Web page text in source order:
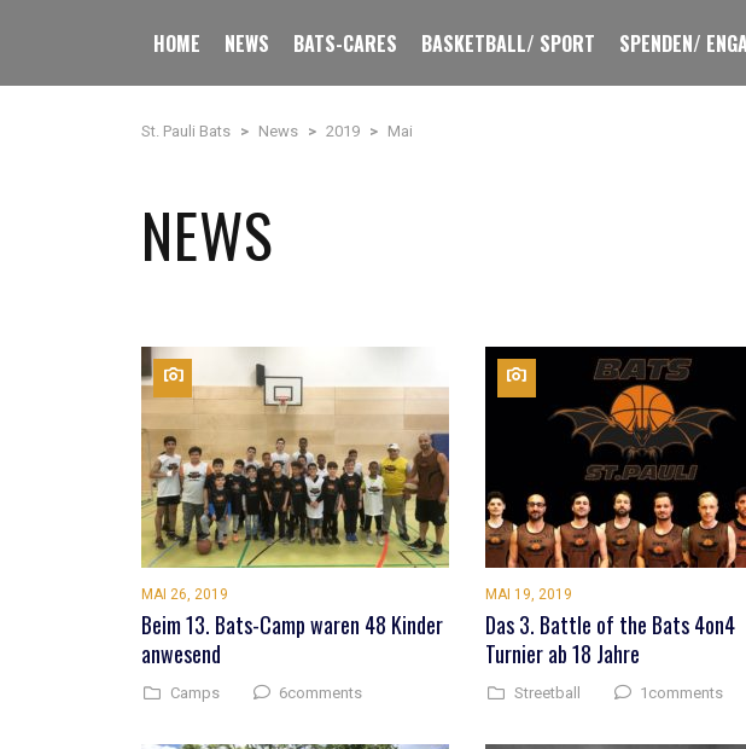
HOME NEWS BATS-CARES BASKETBALL/ SPORT SPENDEN/
St. Pauli Bats > News > 2019 > Mai
NEWS
MAI 26, 2019
Beim 13. Bats-Camp waren 48 Kinder
anwesend
Camps 6comments
MAI 19, 2019
Das 3. Battle of the Bats 4on4
Turnier ab 18 Jahre
Streetball 1comments